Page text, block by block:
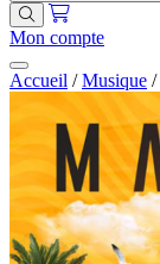
Mon compte
Accueil / Musique /